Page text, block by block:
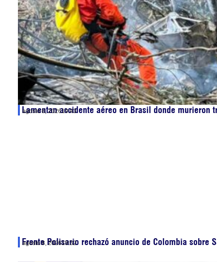
Lamentan accidente aéreo en Brasil donde murieron
agosto 8, 202619:43
Frente Polisario rechazó anuncio de Colombia sobre
agosto 8, 202619:32